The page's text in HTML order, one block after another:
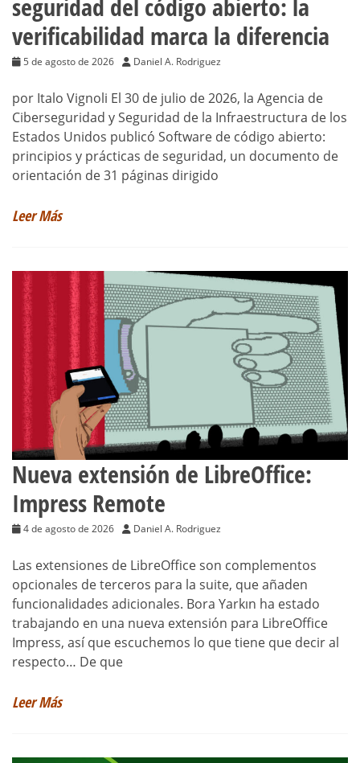
seguridad del código abierto: la
verificabilidad marca la diferencia
5 de agosto de 2026 Daniel A. Rodriguez
por Italo Vignoli El 30 de julio de 2026, la Agencia de
Ciberseguridad y Seguridad de la Infraestructura de los
Estados Unidos publicó Software de código abierto:
principios y prácticas de seguridad, un documento de
orientación de 31 páginas dirigido
Leer Más
Nueva extensión de LibreOffice:
Impress Remote
4 de agosto de 2026 Daniel A. Rodriguez
Las extensiones de LibreOffice son complementos
opcionales de terceros para la suite, que añaden
funcionalidades adicionales. Bora Yarkın ha estado
trabajando en una nueva extensión para LibreOffice
Impress, así que escuchemos lo que tiene que decir al
respecto… De que
Leer Más